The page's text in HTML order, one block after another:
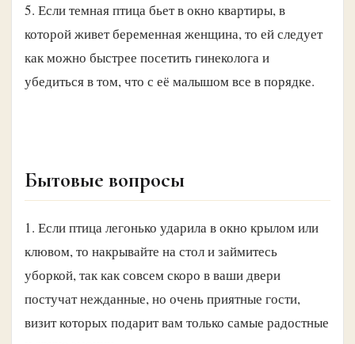
5. Если темная птица бьет в окно квартиры, в
которой живет беременная женщина, то ей следует
как можно быстрее посетить гинеколога и
убедиться в том, что с её малышом все в порядке.
Бытовые вопросы
1. Если птица легонько ударила в окно крылом или
клювом, то накрывайте на стол и займитесь
уборкой, так как совсем скоро в ваши двери
постучат нежданные, но очень приятные гости,
визит которых подарит вам только самые радостные